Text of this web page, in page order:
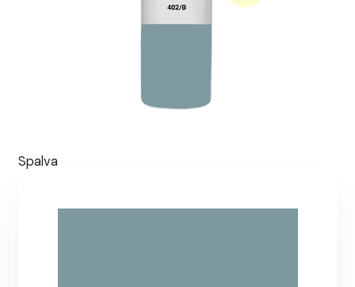
Spalva